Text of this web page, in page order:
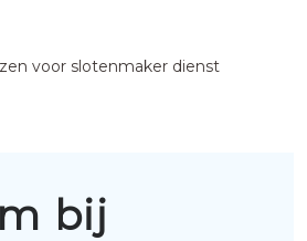
voor slotenmaker dienst
bij